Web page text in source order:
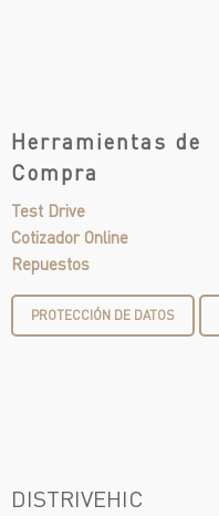
Herramientas de
Compra
Test Drive
Cotizador Online
Repuestos
PROTECCIÓN DE DATOS
DISTRIVEHIC